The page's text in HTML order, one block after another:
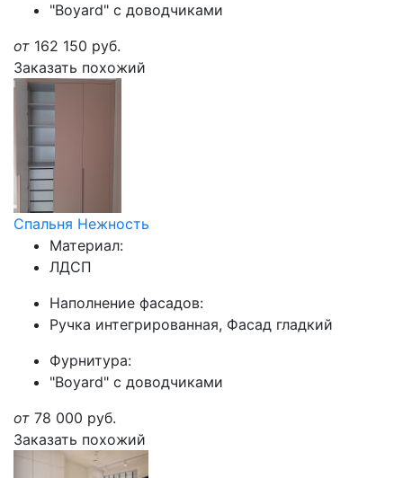
"Boyard" с доводчиками
от 162 150 руб.
Заказать похожий
Спальня Нежность
Материал:
ЛДСП
Наполнение фасадов:
Ручка интегрированная, Фасад гладкий
Фурнитура:
"Boyard" с доводчиками
от 78 000 руб.
Заказать похожий